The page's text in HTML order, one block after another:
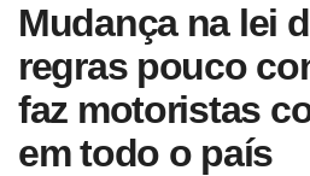
Mudança na lei
regras pouco
faz motoristas
em todo o país